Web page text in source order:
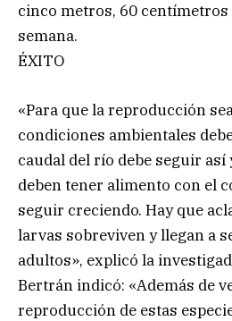
cinco metros, 60 centímetros
semana.
ÉXITO
«Para que la reproducción
condiciones ambientales
caudal del río debe seguir así
deben tener alimento con el
seguir creciendo. Hay que
larvas sobreviven y llegan a
adultos», explicó la
Bertrán indicó: «Además de
reproducción de estas